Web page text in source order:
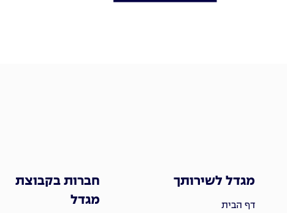
מגדל לשירותך
דף הבית
חברות בקבוצת
מגדל